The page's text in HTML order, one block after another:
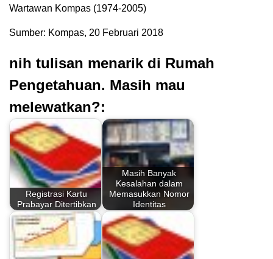
Wartawan Kompas (1974-2005)
Sumber: Kompas, 20 Februari 2018
nih tulisan menarik di Rumah
Pengetahuan. Masih mau
melewatkan?:
Registrasi Kartu
Prabayar Ditertibkan
Masih Banyak
Kesalahan dalam
Memasukkan Nomor
Identitas